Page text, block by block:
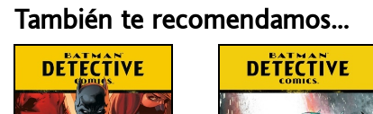
También te recomendamos…